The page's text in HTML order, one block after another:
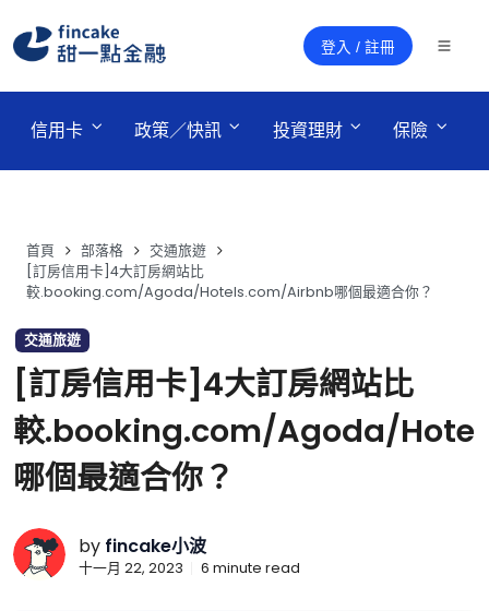
登入 / 註冊
信用卡 政策／快訊 投資理財 保險
首頁 部落格
交通旅遊
[訂房信用卡]4大訂房網站比
較.booking.com/Agoda/Hotels.com/Airbnb哪個最適合你？
交通旅遊
[訂房信用卡]4大訂房網站比
較.booking.com/Agoda/
哪個最適合你？
by fincake小波
十一月 22, 2023 6 minute read